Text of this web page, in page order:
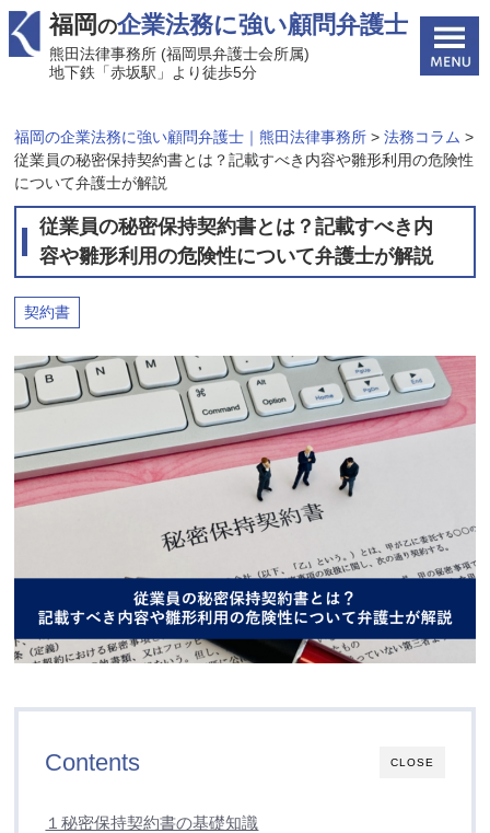
福岡の企業法務に強い顧問弁護士
熊田法律事務所 (福岡県弁護士会所属)
地下鉄「赤坂駅」より徒歩5分
福岡の企業法務に強い顧問弁護士｜熊田法律事務所 >法務コラム >
従業員の秘密保持契約書とは？記載すべき内容や雛形利用の危険性
について弁護士が解説
従業員の秘密保持契約書とは？記載すべき内
容や雛形利用の危険性について弁護士が解説
契約書
CLOSE
Contents
１秘密保持契約書の基礎知識